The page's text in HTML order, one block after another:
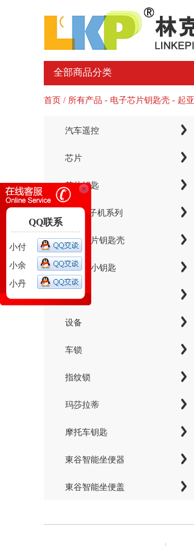
全部商品分类
首页 / 所有产品 - 电子芯片钥匙壳 - 起亚
汽车遥控
芯片
芯片钥匙
KYDZ子机系列
电子芯片钥匙壳
智能卡小钥匙
设备
车锁
指纹锁
玛莎拉蒂
摩托车钥匙
東谷智能坐便器
東谷智能坐便盖
QQ联系
小付
小余
小丹